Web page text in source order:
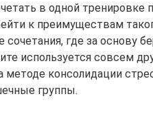
в одной тренировке
к преимуществам
сочетания, где за основу
используется совсем
методе консолидации
группы.